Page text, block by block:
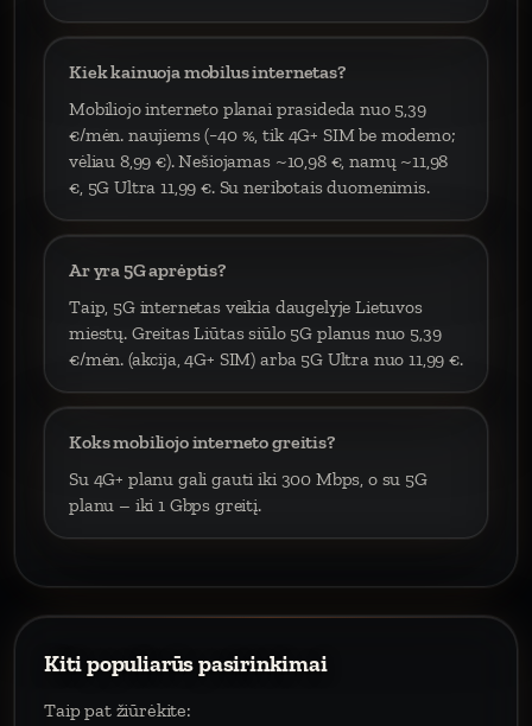
Kiek kainuoja mobilus internetas?
Mobiliojo interneto planai prasideda nuo 5,39
€/mėn. naujiems (−40 %, tik 4G+ SIM be modemo;
vėliau 8,99 €). Nešiojamas ~10,98 €, namų ~11,98
€, 5G Ultra 11,99 €. Su neribotais duomenimis.
Ar yra 5G aprėptis?
Taip, 5G internetas veikia daugelyje Lietuvos
miestų. Greitas Liūtas siūlo 5G planus nuo 5,39
€/mėn. (akcija, 4G+ SIM) arba 5G Ultra nuo 11,99 €.
Koks mobiliojo interneto greitis?
Su 4G+ planu gali gauti iki 300 Mbps, o su 5G
planu – iki 1 Gbps greitį.
Kiti populiarūs pasirinkimai
Taip pat žiūrėkite: